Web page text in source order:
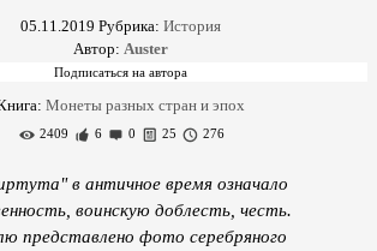
05.11.2019 Рубрика: История
Автор: Auster
Монеты разных стран и эпох
2409 6 0 25 276
в античное время означало
воинскую доблесть, честь.
представлено фото серебряного